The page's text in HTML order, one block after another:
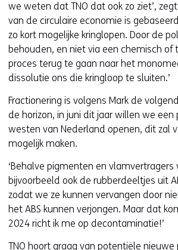
we weten dat TNO dat ook zo ziet’,
van de circulaire economie is
zo kort mogelijke kringlopen. Door de
behouden, en niet via een chemisch of
proces terug te gaan naar het
dissolutie ons die kringloop te sluiten.’
Fractionering is volgens Mark de
de horizon, in juni dit jaar willen we een
westen van Nederland openen, dit zal
mogelijk maken.
‘Behalve pigmenten en vlamvertragers
bijvoorbeeld ook de rubberdeeltjes uit
zodat we ze kunnen vervangen door
het ABS kunnen verjongen. Maar dat
2024 richt ik me op decontaminatie!’
TNO hoort graag van potentiële nieuwe